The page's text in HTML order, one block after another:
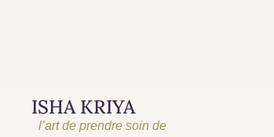
ISHA KRIYA
l’art de prendre soin de